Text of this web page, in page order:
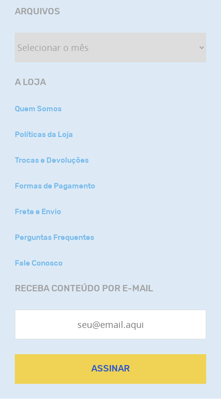
ARQUIVOS
A LOJA
Quem Somos
Políticas da Loja
Trocas e Devoluções
Formas de Pagamento
Frete e Envio
Perguntas Frequentes
Fale Conosco
RECEBA CONTEÚDO POR E-MAIL
ASSINAR